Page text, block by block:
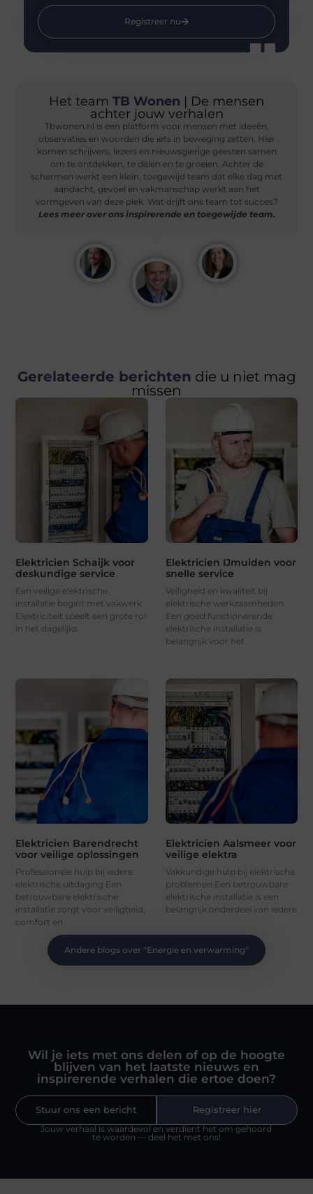
Registreer nu
Het team TB Wonen | De mensen
achter jouw verhalen
Tbwonen.nl is een platform voor mensen met ideeën,
observaties en woorden die iets in beweging zetten. Hier
komen schrijvers, lezers en nieuwsgierige geesten samen
om te ontdekken, te delen en te groeien. Achter de
schermen werkt een klein, toegewijd team dat elke dag met
aandacht, gevoel en vakmanschap werkt aan het
vormgeven van deze plek. Wat drijft ons team tot succes?
Lees meer over ons inspirerende en toegewijde team.
Gerelateerde berichten die u niet mag
missen
Elektricien Schaijk voor
deskundige service
Een veilige elektrische
installatie begint met vakwerk
Elektriciteit speelt een grote rol
in het dagelijks
Elektricien IJmuiden voor
snelle service
Veiligheid en kwaliteit bij
elektrische werkzaamheden
Een goed functionerende
elektrische installatie is
belangrijk voor het
Elektricien Barendrecht
voor veilige oplossingen
Professionele hulp bij iedere
elektrische uitdaging Een
betrouwbare elektrische
installatie zorgt voor veiligheid,
comfort en
Elektricien Aalsmeer voor
veilige elektra
Vakkundige hulp bij elektrische
problemen Een betrouwbare
elektrische installatie is een
belangrijk onderdeel van iedere
Andere blogs over "Energie en verwarming"
Wil je iets met ons delen of op de hoogte
blijven van het laatste nieuws en
inspirerende verhalen die ertoe doen?
Stuur ons een bericht
Registreer hier
Jouw verhaal is waardevol en verdient het om gehoord
te worden — deel het met ons!